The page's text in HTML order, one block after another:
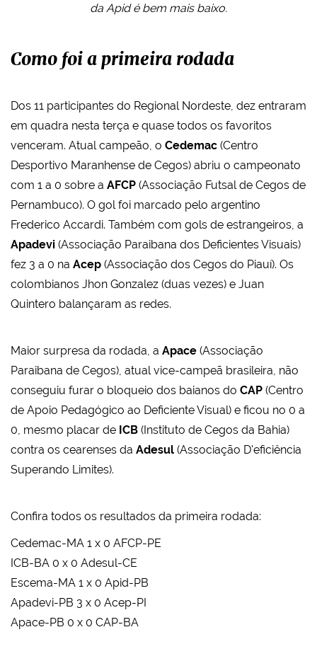
da Apid é bem mais baixo.
Como foi a primeira rodada
Dos 11 participantes do Regional Nordeste, dez entraram
em quadra nesta terça e quase todos os favoritos
venceram. Atual campeão, o Cedemac (Centro
Desportivo Maranhense de Cegos) abriu o campeonato
com 1 a 0 sobre a AFCP (Associação Futsal de Cegos de
Pernambuco). O gol foi marcado pelo argentino
Frederico Accardi. Também com gols de estrangeiros, a
Apadevi (Associação Paraibana dos Deficientes Visuais)
fez 3 a 0 na Acep (Associação dos Cegos do Piauí). Os
colombianos Jhon Gonzalez (duas vezes) e Juan
Quintero balançaram as redes.
Maior surpresa da rodada, a Apace (Associação
Paraibana de Cegos), atual vice-campeã brasileira, não
conseguiu furar o bloqueio dos baianos do CAP (Centro
de Apoio Pedagógico ao Deficiente Visual) e ficou no 0 a
0, mesmo placar de ICB (Instituto de Cegos da Bahia)
contra os cearenses da Adesul (Associação D'eficiência
Superando Limites).
Confira todos os resultados da primeira rodada:
Cedemac-MA 1 x 0 AFCP-PE
ICB-BA 0 x 0 Adesul-CE
Escema-MA 1 x 0 Apid-PB
Apadevi-PB 3 x 0 Acep-PI
Apace-PB 0 x 0 CAP-BA